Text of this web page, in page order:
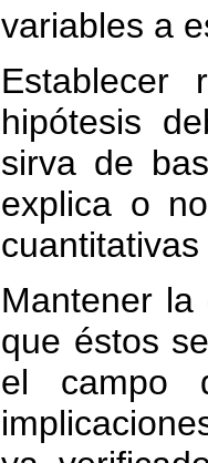
variables a
Establecer
hipótesis
sirva de
explica o
Mantener
que éstos
el campo